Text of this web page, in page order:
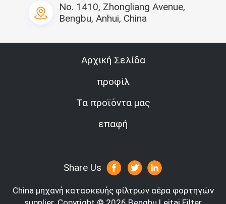
No. 1410, Zhongliang Avenue,
Bengbu, Anhui, China
Αρχική Σελίδα
προφίλ
Τα προϊόντα μας
επαφή
Share Us
China μηχανή κατασκευής φίλτρων αέρα φορτηγών